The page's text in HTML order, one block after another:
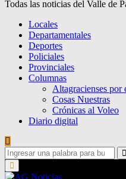
Todas las noticias del Valle de
Locales
Departamentales
Deportes
Policiales
Provinciales
Columnas
Altagracienses por
Cosas Nuestras
Crónicas al Voleo
Diario digital
Search
for:Primary
Menu